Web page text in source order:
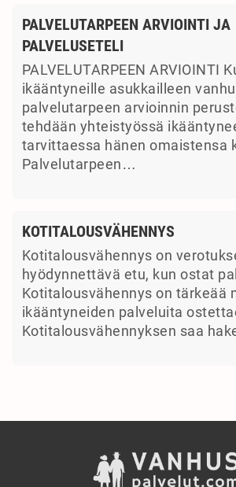
PALVELUTARPEEN ARVIOINTI JA
PALVELUSETELI
PALVELUTARPEEN ARVIOINTI
ikääntyneille asukkailleen
palvelutarpeen arvioinnin
tehdään yhteistyössä
tarvittaessa hänen omaistensa
Palvelutarpeen…
KOTITALOUSVÄHENNYS
Kotitalousvähennys on
hyödynnettävä etu, kun ostat
Kotitalousvähennys on tärkeää
ikääntyneiden palveluita
Kotitalousvähennyksen saa